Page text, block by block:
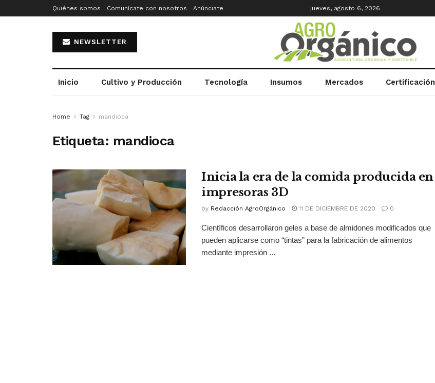
Quiénes somos Comunícate con nosotros Anúnciate jueves, agosto 6, 2026
NEWSLETTER
Inicio Cultivo y Producción Tecnología Insumos Mercados Certificación
Home Tag mandioca
Etiqueta: mandioca
Inicia la era de la comida producida en
impresoras 3D
by Redacción AgroOrgánico 11 DE DICIEMBRE DE 2020 0
Científicos desarrollaron geles a base de almidones modificados que
pueden aplicarse como “tintas” para la fabricación de alimentos
mediante impresión ...